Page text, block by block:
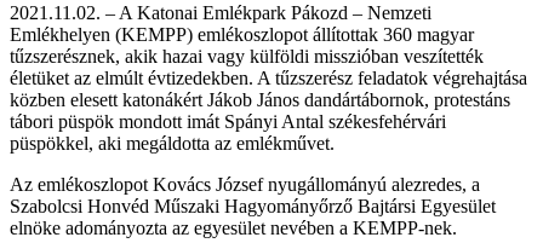
2021.11.02. – A Katonai Emlékpark Pákozd – Nemzeti
Emlékhelyen (KEMPP) emlékoszlopot állítottak 360 magyar
tűzszerésznek, akik hazai vagy külföldi misszióban veszítették
életüket az elmúlt évtizedekben. A tűzszerész feladatok végrehajtása
közben elesett katonákért Jákob János dandártábornok, protestáns
tábori püspök mondott imát Spányi Antal székesfehérvári
püspökkel, aki megáldotta az emlékművet.
Az emlékoszlopot Kovács József nyugállományú alezredes, a
Szabolcsi Honvéd Műszaki Hagyományőrző Bajtársi Egyesület
elnöke adományozta az egyesület nevében a KEMPP-nek.